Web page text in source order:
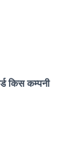
किस कम्पनी